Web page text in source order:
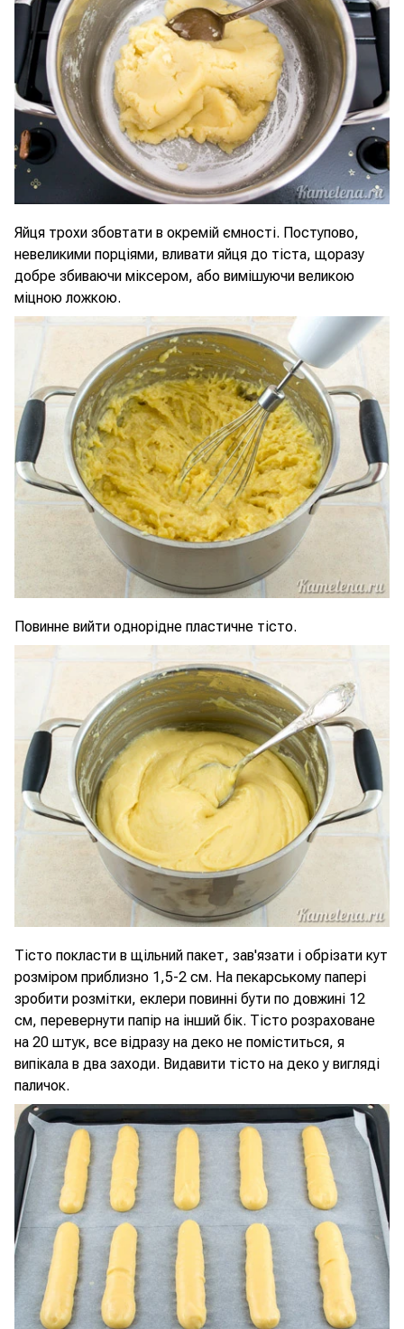
Яйця трохи збовтати в окремій ємності. Поступово,
невеликими порціями, вливати яйця до тіста, щоразу
добре збиваючи міксером, або вимішуючи великою
міцною ложкою.
Повинне вийти однорідне пластичне тісто.
Тісто покласти в щільний пакет, зав'язати і обрізати кут
розміром приблизно 1,5-2 см. На пекарському папері
зробити розмітки, еклери повинні бути по довжині 12
см, перевернути папір на інший бік. Тісто розраховане
на 20 штук, все відразу на деко не поміститься, я
випікала в два заходи. Видавити тісто на деко у вигляді
паличок.